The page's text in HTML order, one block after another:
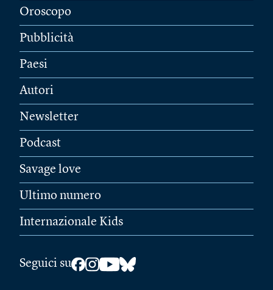
Oroscopo
Pubblicità
Paesi
Autori
Newsletter
Podcast
Savage love
Ultimo numero
Internazionale Kids
Seguici su